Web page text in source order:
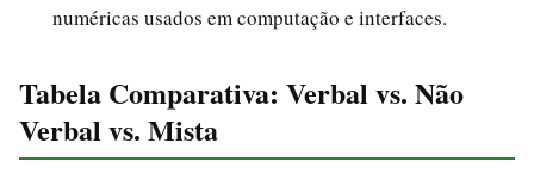
numéricas usados em computação e interfaces.
Tabela Comparativa: Verbal vs. Não
Verbal vs. Mista